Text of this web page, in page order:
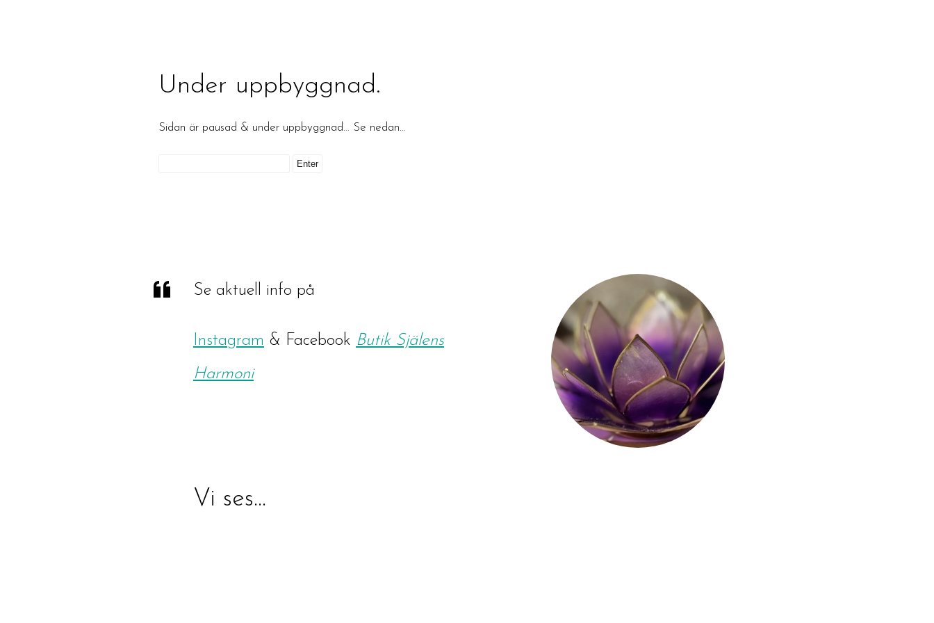
Under uppbyggnad.
Sidan är pausad & under uppbyggnad… Se nedan…
Se aktuell info på
Instagram & Facebook Butik Själens
Harmoni
Vi ses…